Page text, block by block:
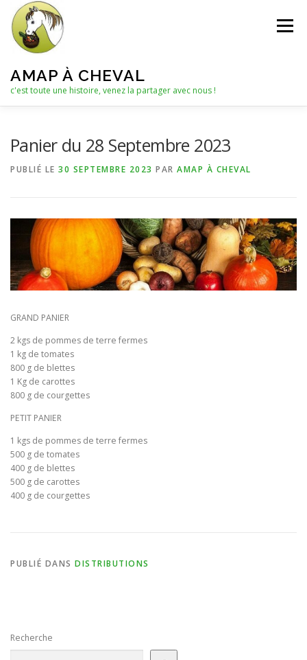
contenu
AMAP À CHEVAL
c'est toute une histoire, venez la partager avec nous !
Menu
LES PANIERS NOTRE PARTENAIRE
LES AUTRES PRODUITS
BULLETIN D’ADHÉSION ET CONTRATS
Panier du 28 Septembre 2023
PUBLIÉ LE 30 SEPTEMBRE 2023 PAR AMAP À CHEVAL
GRAND PANIER
2 kgs de pommes de terre fermes
1 kg de tomates
800 g de blettes
1 Kg de carottes
800 g de courgettes
PETIT PANIER
1 kgs de pommes de terre fermes
500 g de tomates
400 g de blettes
500 g de carottes
400 g de courgettes
PUBLIÉ DANS DISTRIBUTIONS
Recherche